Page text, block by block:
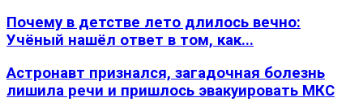
Почему в детстве лето длилось вечно:
Учёный нашёл ответ в том, как...
Астронавт признался, загадочная болезнь
лишила речи и пришлось эвакуировать МКС